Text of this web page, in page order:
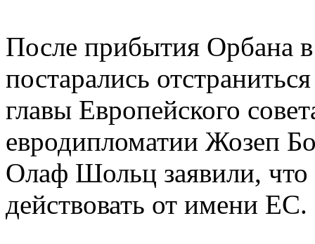
После прибытия Орбана
постарались
главы Европейского
евродипломатии Жозеп
Олаф Шольц заявили,
действовать от имени ЕС.